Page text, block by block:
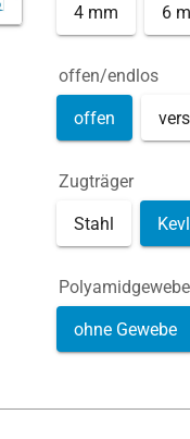
4 mm 6
offen/endlos
offen
Zugträger
Stahl
Polyamidgewebe
ohne Gewebe